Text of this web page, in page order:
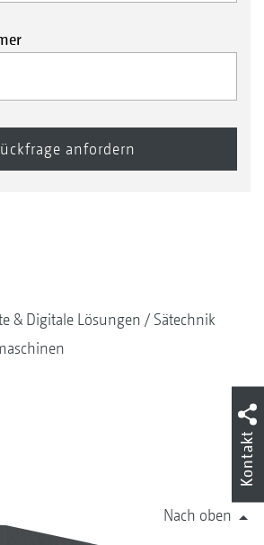
& Digitale Lösungen
Sätechnik
Nach oben
Kontakt